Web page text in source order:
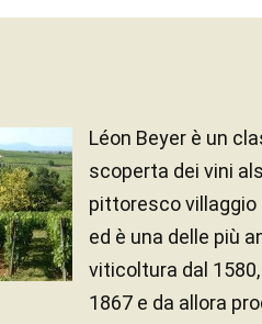
Léon Beyer è un
scoperta dei vini
pittoresco
ed è una delle più
viticoltura dal
1867 e da allora